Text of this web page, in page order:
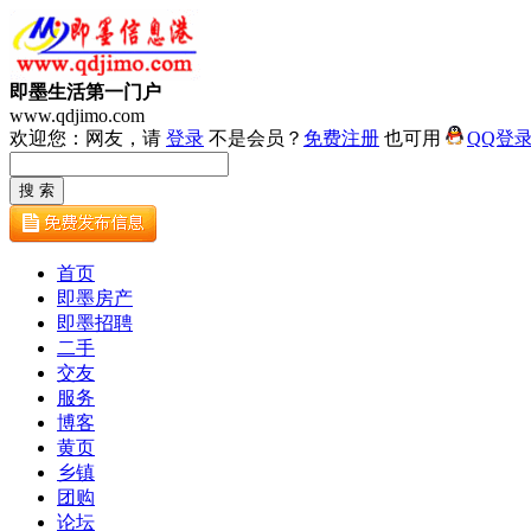
即墨生活第一门户
www.qdjimo.com
欢迎您：网友，请 登录 不是会员？ 免费注册 也可用 QQ登
首页
即墨房产
即墨招聘
二手
交友
服务
博客
黄页
乡镇
团购
论坛